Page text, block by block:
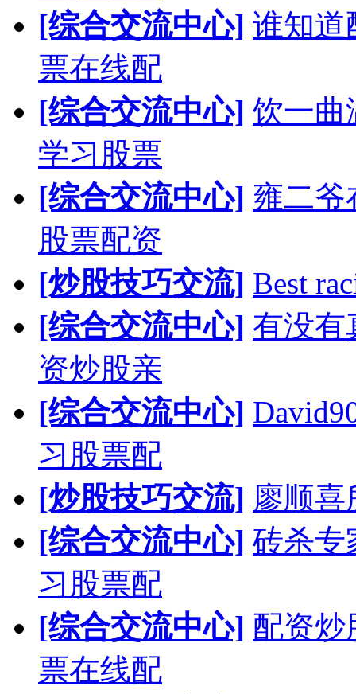
[综合交流中心] 谁知道
票在线配
[综合交流中心] 饮一曲
学习股票
[综合交流中心] 雍二爷
股票配资
[炒股技巧交流] Best
[综合交流中心] 有没有
资炒股亲
[综合交流中心]
习股票配
[炒股技巧交流] 廖顺
[综合交流中心] 砖杀专
习股票配
[综合交流中心] 配资炒
票在线配